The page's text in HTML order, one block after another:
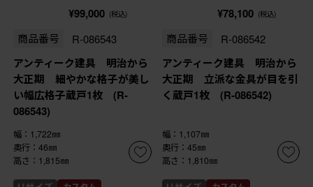
¥99,000 (税込)
商品番号 R-086543
アンティーク建具 明治から
大正期 細やかな格子が美し
い幅広格子蔵戸1枚 (R-
086543)
幅：1,722㎜
奥行：46㎜
高さ：1,815㎜
¥78,100 (税込)
商品番号 R-086542
アンティーク建具 明治から
大正期 立派な金具が目を引
く蔵戸1枚 (R-086542)
幅：1,107㎜
奥行：45㎜
高さ：1,810㎜